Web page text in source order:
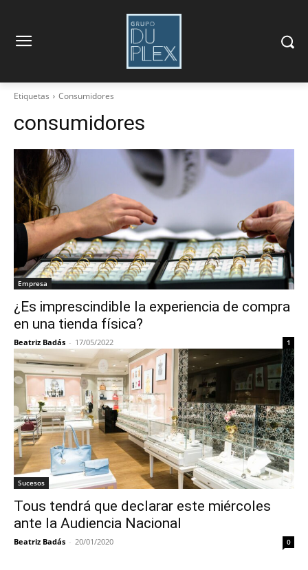
Etiquetas Consumidores
consumidores
Empresa
¿Es imprescindible la experiencia de compra
en una tienda física?
Beatriz Badás - 17/05/2022 1
Sucesos
Tous tendrá que declarar este miércoles
ante la Audiencia Nacional
Beatriz Badás - 20/01/2020 0